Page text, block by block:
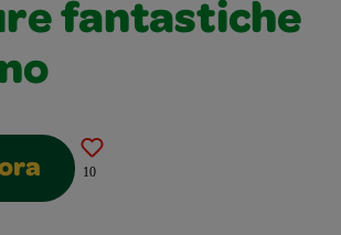
fantastiche
10